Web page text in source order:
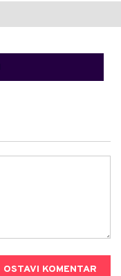
OSTAVI KOMENTAR